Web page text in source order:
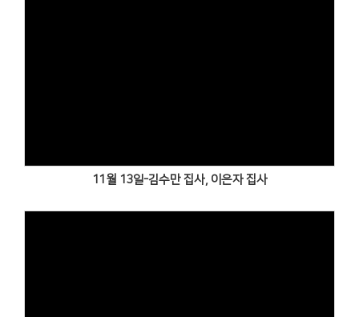
11월 13일-김수만 집사, 이은자 집사